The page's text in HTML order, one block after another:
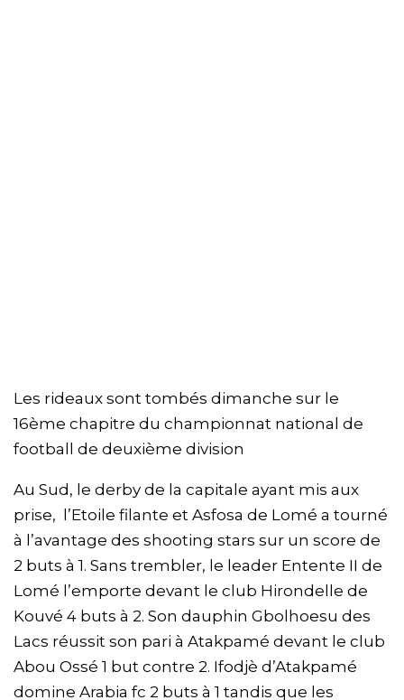
Les rideaux sont tombés dimanche sur le
16ème chapitre du championnat national de
football de deuxième division
Au Sud, le derby de la capitale ayant mis aux
prise, l’Etoile filante et Asfosa de Lomé a tourné
à l’avantage des shooting stars sur un score de
2 buts à 1. Sans trembler, le leader Entente II de
Lomé l’emporte devant le club Hirondelle de
Kouvé 4 buts à 2. Son dauphin Gbolhoesu des
Lacs réussit son pari à Atakpamé devant le club
Abou Ossé 1 but contre 2. Ifodjè d’Atakpamé
domine Arabia fc 2 buts à 1 tandis que les